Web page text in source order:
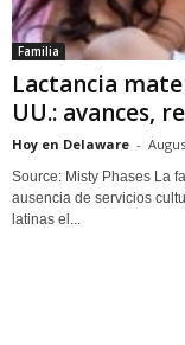
Familia
Lactancia
UU.: avances,
Hoy en Delaware -
Source: Misty Phases La
ausencia de servicios
latinas el...